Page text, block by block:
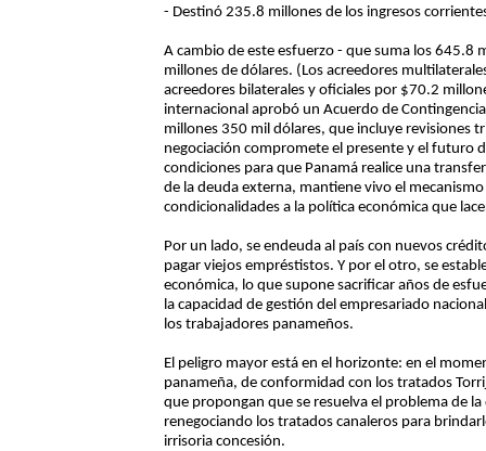
- Destinó 235.8 millones de los ingresos
A cambio de este esfuerzo - que suma los 645.8
millones de dólares. (Los acreedores
acreedores bilaterales y oficiales por $70.2
internacional aprobó un Acuerdo de
millones 350 mil dólares, que incluye revisiones
negociación compromete el presente y el futuro
condiciones para que Panamá realice una
de la deuda externa, mantiene vivo el
condicionalidades a la política económica que
Por un lado, se endeuda al país con nuevos
pagar viejos empréstistos. Y por el otro, se
económica, lo que supone sacrificar años de
la capacidad de gestión del empresariado
los trabajadores panameños.
El peligro mayor está en el horizonte: en el
panameña, de conformidad con los tratados
que propongan que se resuelva el problema de
renegociando los tratados canaleros para
irrisoria concesión.